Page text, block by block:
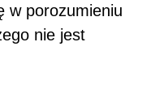
w porozumieniu
nie jest